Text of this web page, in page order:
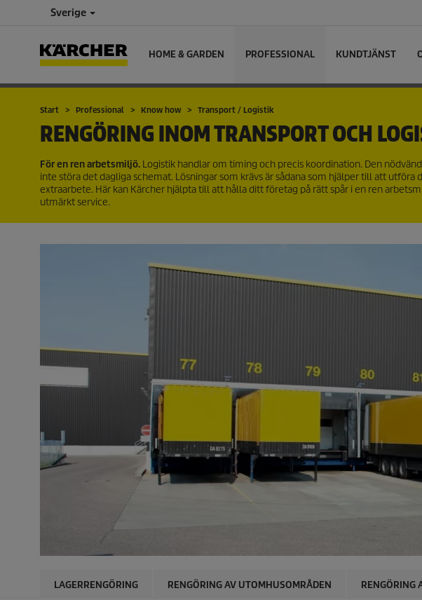
Sverige
HOME & GARDEN PROFESSIONAL KUNDTJÄNST
Start Professional Know how Transport / Logistik
RENGÖRING INOM TRANSPORT OCH
För en ren arbetsmiljö. Logistik handlar om timing och precis koordination. Den
inte störa det dagliga schemat. Lösningar som krävs är sådana som hjälper till att
extraarbete. Här kan Kärcher hjälpta till att hålla ditt företag på rätt spår i en ren
utmärkt service.
LAGERRENGÖRING RENGÖRING AV UTOMHUSOMRÅDEN RENGÖRING